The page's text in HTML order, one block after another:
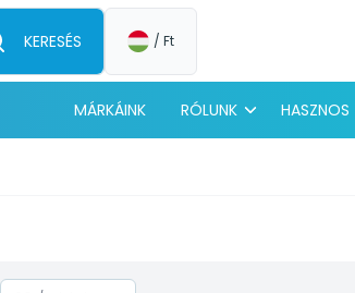
KERESÉS / Ft
MÁRKÁINK RÓLUNK HASZNOS